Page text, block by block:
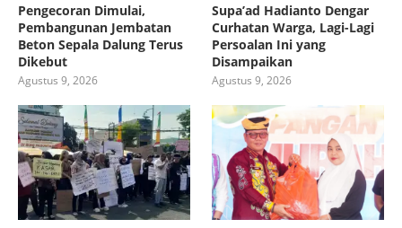
Pengecoran Dimulai,
Pembangunan Jembatan
Beton Sepala Dalung Terus
Dikebut
Agustus 9, 2026
Supa’ad Hadianto Dengar
Curhatan Warga, Lagi-Lagi
Persoalan Ini yang
Disampaikan
Agustus 9, 2026